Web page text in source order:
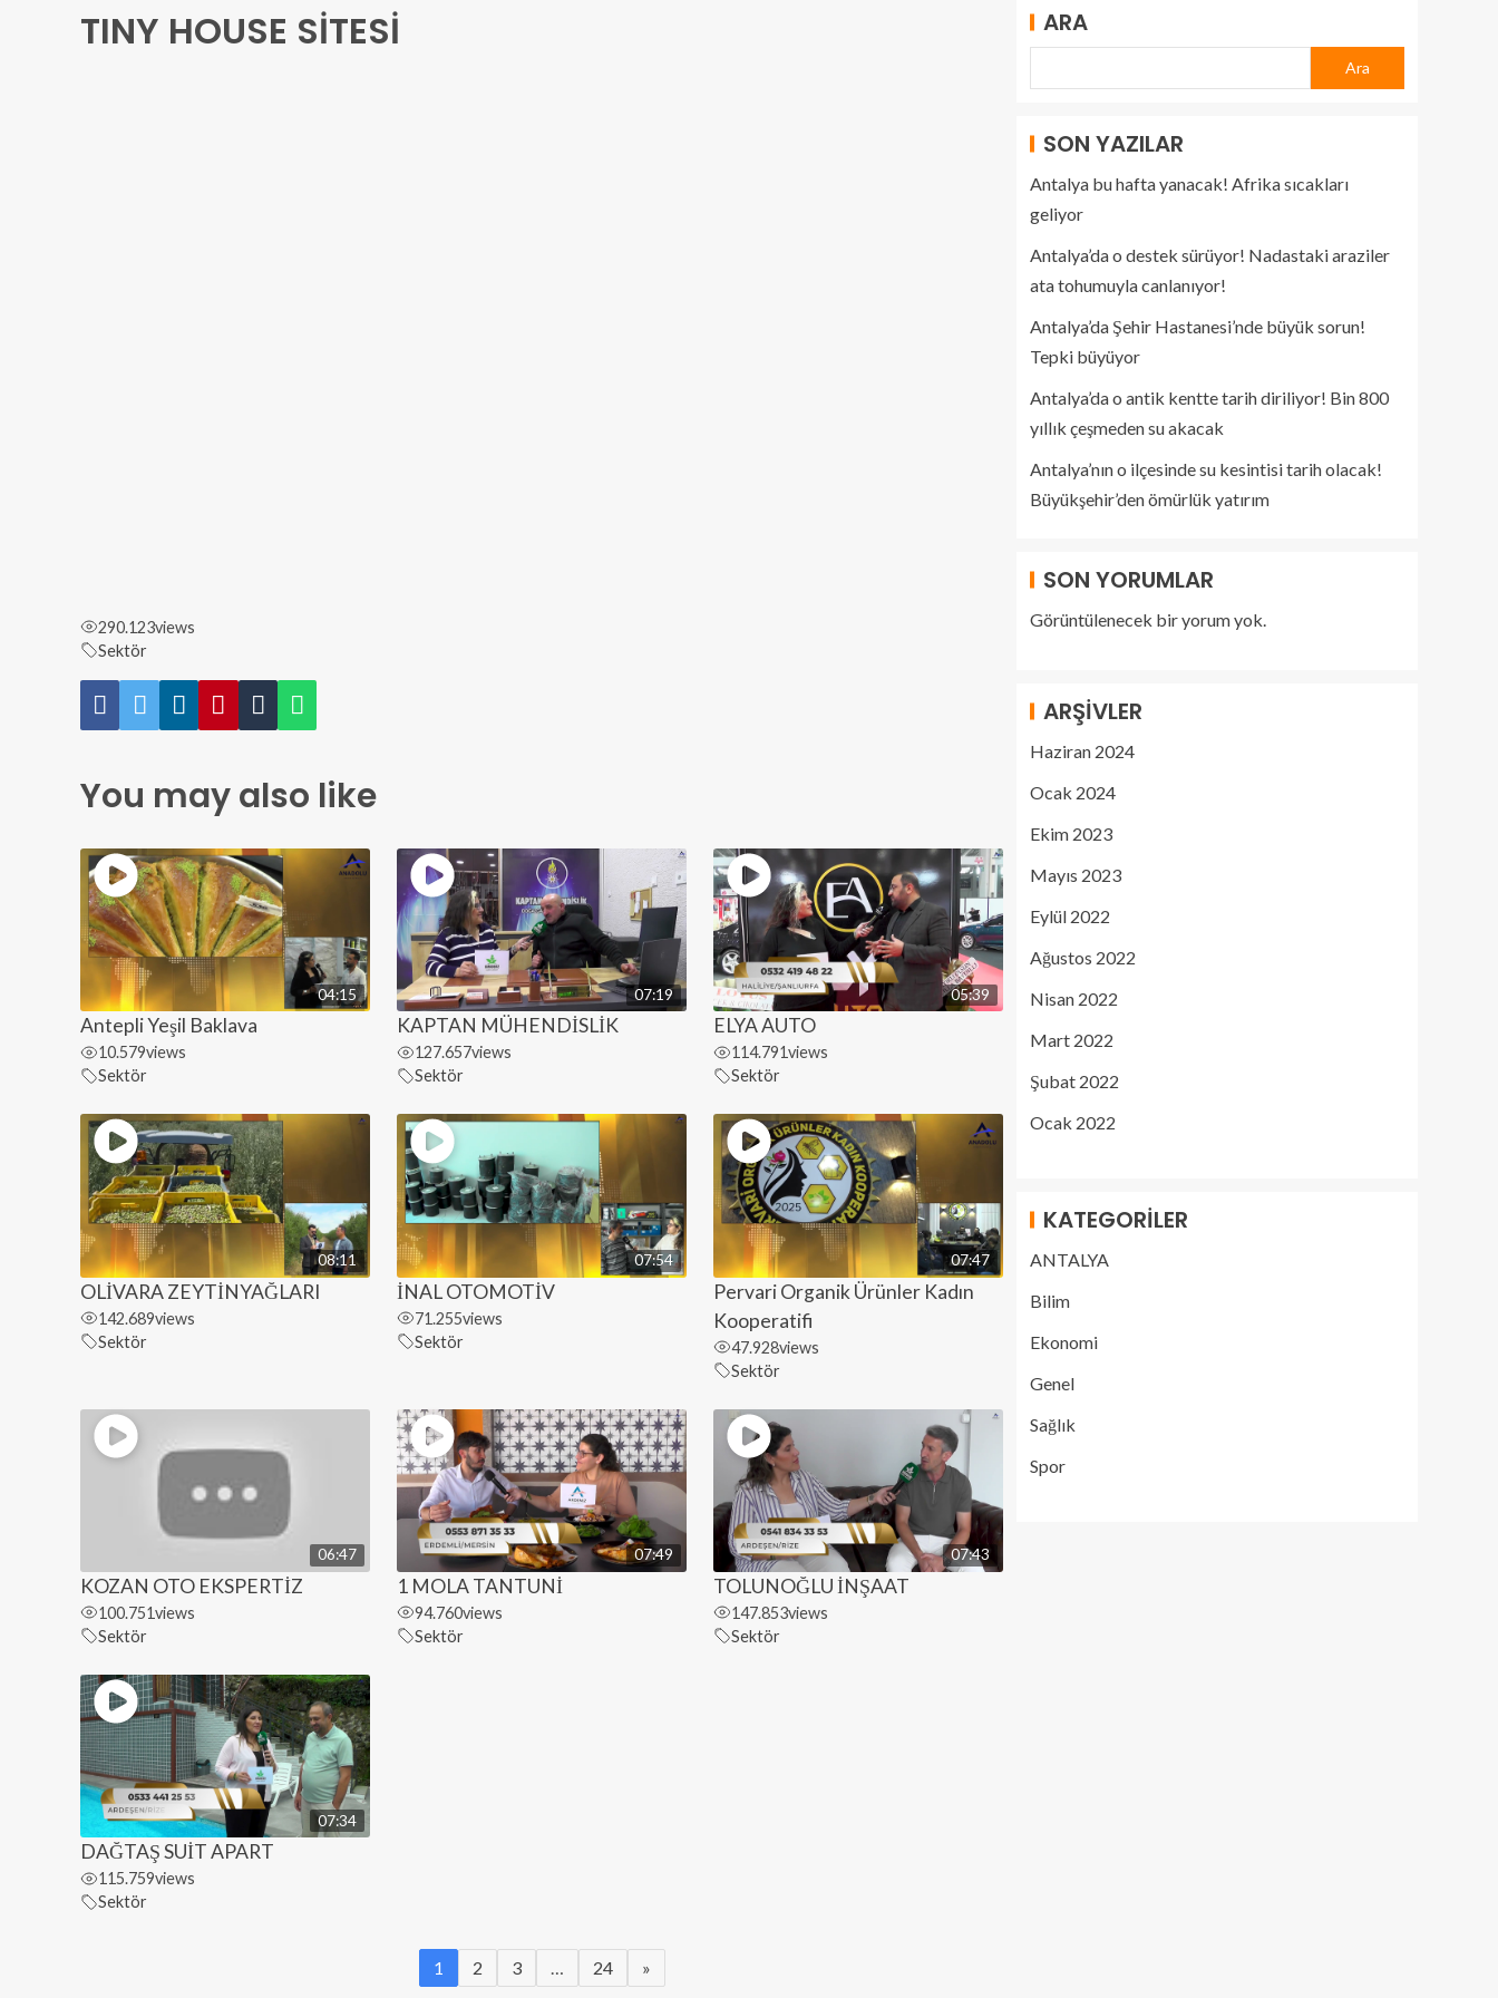
TINY HOUSE SİTESİ
290.123views
Sektör
You may also like
04:15
Antepli Yeşil Baklava
10.579views
Sektör
07:19
KAPTAN MÜHENDİSLİK
127.657views
Sektör
05:39
ELYA AUTO
114.791views
Sektör
08:11
OLİVARA ZEYTİNYAĞLARI
142.689views
Sektör
07:54
İNAL OTOMOTİV
71.255views
Sektör
07:47
Pervari Organik Ürünler Kadın
Kooperatifi
47.928views
Sektör
06:47
KOZAN OTO EKSPERTİZ
100.751views
Sektör
07:49
1 MOLA TANTUNİ
94.760views
Sektör
07:43
TOLUNOĞLU İNŞAAT
147.853views
Sektör
07:34
DAĞTAŞ SUİT APART
115.759views
Sektör
1 2 3 … 24 »
ARA
Ara
SON YAZILAR
Antalya bu hafta yanacak! Afrika sıcakları
geliyor
Antalya’da o destek sürüyor! Nadastaki araziler
ata tohumuyla canlanıyor!
Antalya’da Şehir Hastanesi’nde büyük sorun!
Tepki büyüyor
Antalya’da o antik kentte tarih diriliyor! Bin 800
yıllık çeşmeden su akacak
Antalya’nın o ilçesinde su kesintisi tarih olacak!
Büyükşehir’den ömürlük yatırım
SON YORUMLAR
Görüntülenecek bir yorum yok.
ARŞIVLER
Haziran 2024
Ocak 2024
Ekim 2023
Mayıs 2023
Eylül 2022
Ağustos 2022
Nisan 2022
Mart 2022
Şubat 2022
Ocak 2022
KATEGORILER
ANTALYA
Bilim
Ekonomi
Genel
Sağlık
Spor